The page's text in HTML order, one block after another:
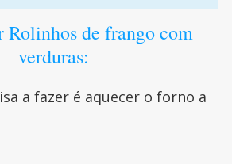
Rolinhos de frango com
verduras:
a fazer é aquecer o forno a